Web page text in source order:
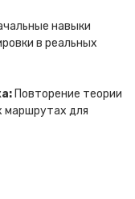
навыки
в реальных
Повторение теории
маршрутах для